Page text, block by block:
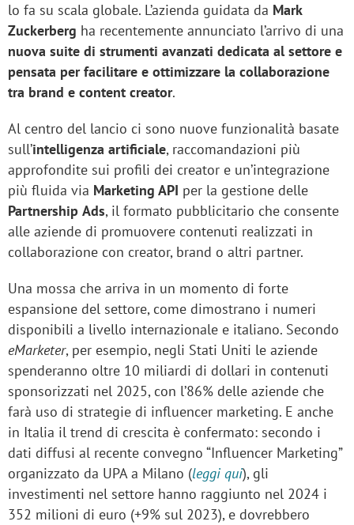
lo fa su scala globale. L’azienda guidata da Mark
Zuckerberg ha recentemente annunciato l’arrivo di una
nuova suite di strumenti avanzati dedicata al settore e
pensata per facilitare e ottimizzare la collaborazione
tra brand e content creator.
Al centro del lancio ci sono nuove funzionalità basate
sull’intelligenza artificiale, raccomandazioni più
approfondite sui profili dei creator e un’integrazione
più fluida via Marketing API per la gestione delle
Partnership Ads, il formato pubblicitario che consente
alle aziende di promuovere contenuti realizzati in
collaborazione con creator, brand o altri partner.
Una mossa che arriva in un momento di forte
espansione del settore, come dimostrano i numeri
disponibili a livello internazionale e italiano. Secondo
eMarketer, per esempio, negli Stati Uniti le aziende
spenderanno oltre 10 miliardi di dollari in contenuti
sponsorizzati nel 2025, con l’86% delle aziende che
farà uso di strategie di influencer marketing. E anche
in Italia il trend di crescita è confermato: secondo i
dati diffusi al recente convegno “Influencer Marketing”
organizzato da UPA a Milano (leggi qui), gli
investimenti nel settore hanno raggiunto nel 2024 i
352 milioni di euro (+9% sul 2023), e dovrebbero